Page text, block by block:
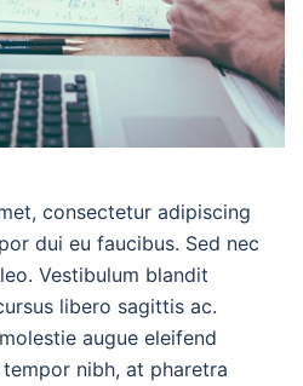
consectetur adipiscing
dui eu faucibus. Sed nec
Vestibulum blandit
libero sagittis ac.
augue eleifend
nibh, at pharetra